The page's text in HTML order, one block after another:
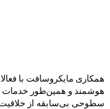
همکاری مایکروسافت با
هوشمند و همین‌طور خدمات
سطوحی بی‌سابقه از خلاقیت